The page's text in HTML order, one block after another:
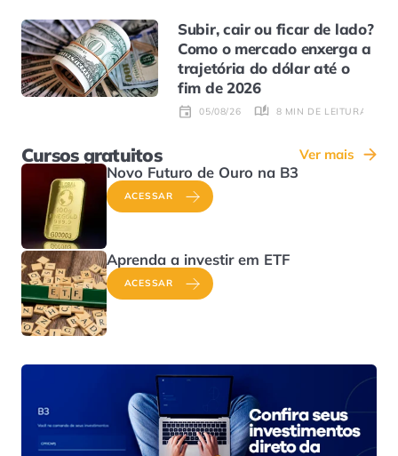
Subir, cair ou ficar de lado?
Como o mercado enxerga a
trajetória do dólar até o
fim de 2026
05/08/26 8 MIN DE LEITURA
Cursos gratuitos Ver mais
Novo Futuro de Ouro na B3
ACESSAR
Aprenda a investir em ETF
ACESSAR